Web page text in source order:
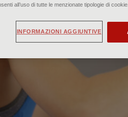
all’uso di tutte le menzionate tipologie di cookie.
INFORMAZIONI AGGIUNTIVE